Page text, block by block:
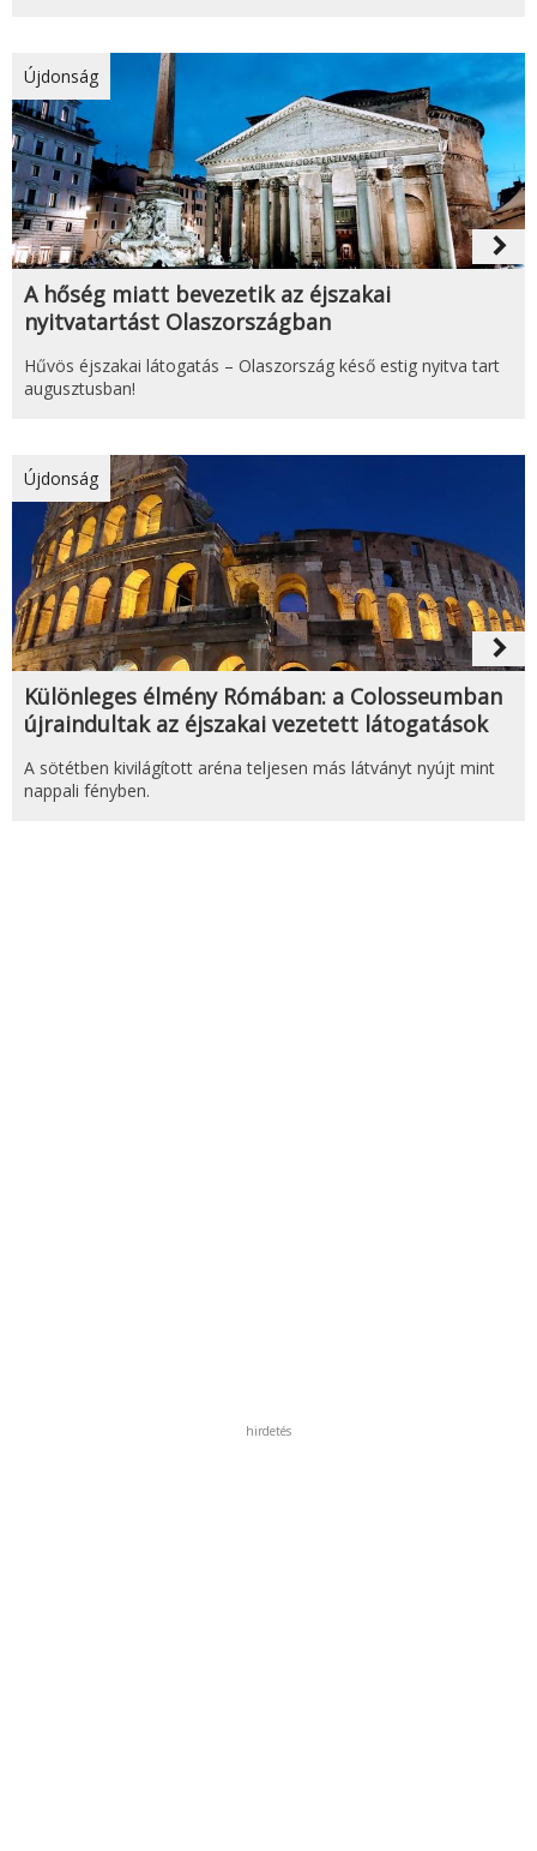
Újdonság
navigate_next
A hőség miatt bevezetik az éjszakai
nyitvatartást Olaszországban
Hűvös éjszakai látogatás – Olaszország késő estig nyitva tart
augusztusban!
Újdonság
navigate_next
Különleges élmény Rómában: a Colosseumban
újraindultak az éjszakai vezetett látogatások
A sötétben kivilágított aréna teljesen más látványt nyújt mint
nappali fényben.
hirdetés